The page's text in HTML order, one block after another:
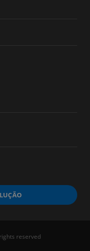
reserved